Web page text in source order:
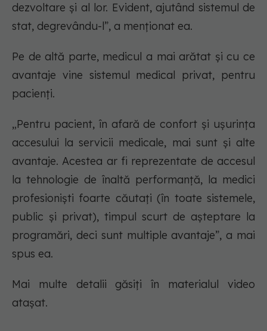
dezvoltare și al lor. Evident, ajutând sistemul de
stat, degrevându-l”, a menționat ea.
Pe de altă parte, medicul a mai arătat și cu ce
avantaje vine sistemul medical privat, pentru
pacienți.
„Pentru pacient, în afară de confort și ușurința
accesului la servicii medicale, mai sunt și alte
avantaje. Acestea ar fi reprezentate de accesul
la tehnologie de înaltă performanță, la medici
profesioniști foarte căutați (în toate sistemele,
public și privat), timpul scurt de așteptare la
programări, deci sunt multiple avantaje”, a mai
spus ea.
Mai multe detalii găsiți în materialul video
atașat.